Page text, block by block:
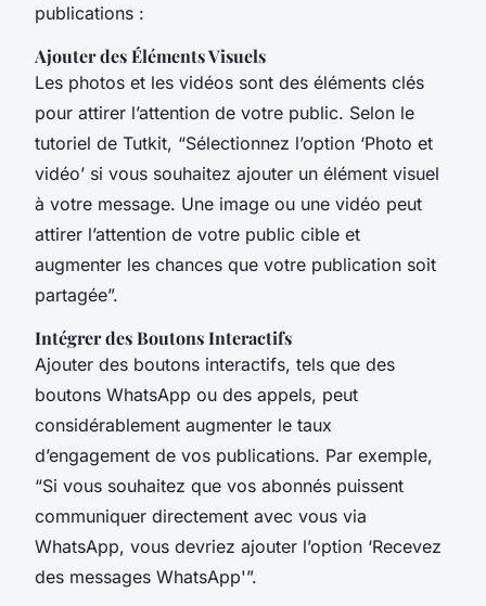
publications :
Ajouter des Éléments Visuels
Les photos et les vidéos sont des éléments clés
pour attirer l’attention de votre public. Selon le
tutoriel de Tutkit, “Sélectionnez l’option ‘Photo et
vidéo’ si vous souhaitez ajouter un élément visuel
à votre message. Une image ou une vidéo peut
attirer l’attention de votre public cible et
augmenter les chances que votre publication soit
partagée”.
Intégrer des Boutons Interactifs
Ajouter des boutons interactifs, tels que des
boutons WhatsApp ou des appels, peut
considérablement augmenter le taux
d’engagement de vos publications. Par exemple,
“Si vous souhaitez que vos abonnés puissent
communiquer directement avec vous via
WhatsApp, vous devriez ajouter l’option ‘Recevez
des messages WhatsApp'”.